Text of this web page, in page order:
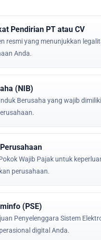
Pendirian PT atau CV
resmi yang menunjukkan
Anda.
(NIB)
Berusaha yang wajib dimiliki
Wajib Pajak untuk
perusahaan.
(PSE)
Penyelenggara Sistem
digital Anda.